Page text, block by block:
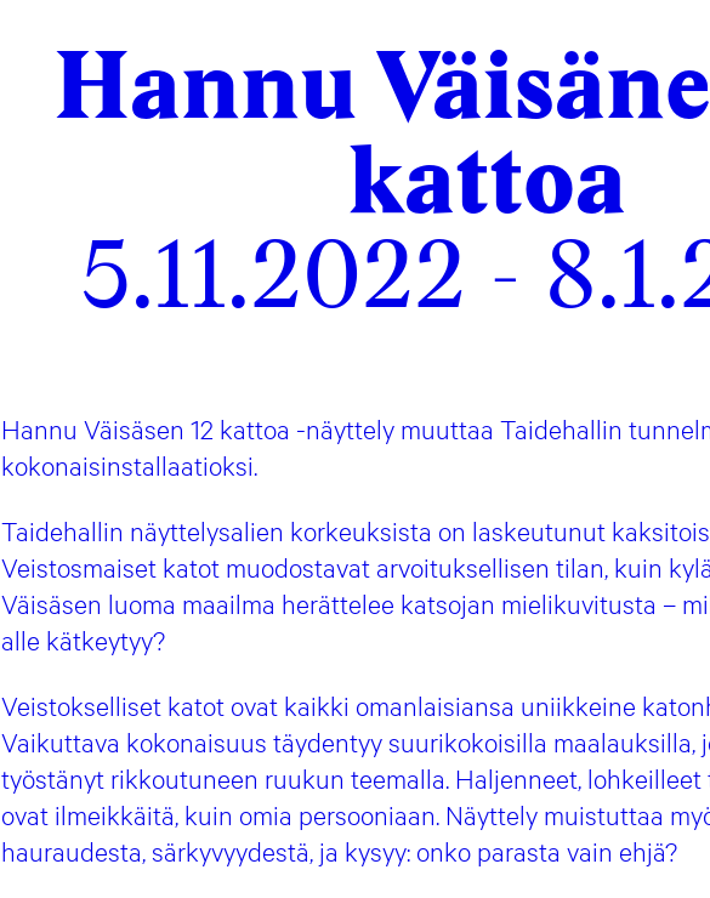
Hannu
kattoa
5.11.2022 -
Hannu Väisäsen 12 kattoa -näyttely muuttaa Taidehallin
kokonaisinstallaatioksi.
Taidehallin näyttelysalien korkeuksista on laskeutunut
Veistosmaiset katot muodostavat arvoituksellisen tilan, kuin
Väisäsen luoma maailma herättelee katsojan mielikuvitusta –
alle kätkeytyy?
Veistokselliset katot ovat kaikki omanlaisiansa uniikkeine
Vaikuttava kokonaisuus täydentyy suurikokoisilla maalauksilla,
työstänyt rikkoutuneen ruukun teemalla. Haljenneet,
ovat ilmeikkäitä, kuin omia persooniaan. Näyttely muistuttaa
hauraudesta, särkyvyydestä, ja kysyy: onko parasta vain ehjä?